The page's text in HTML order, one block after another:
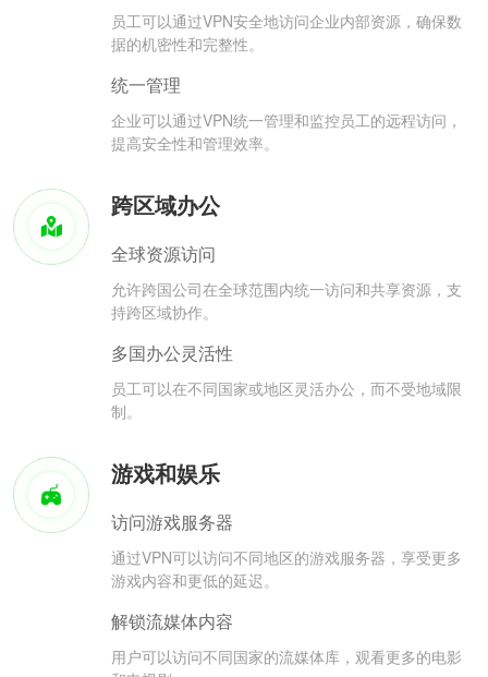
员工可以通过VPN安全地访问企业内部资源，确保数
据的机密性和完整性。
统一管理
企业可以通过VPN统一管理和监控员工的远程访问，
提高安全性和管理效率。
跨区域办公
全球资源访问
允许跨国公司在全球范围内统一访问和共享资源，支
持跨区域协作。
多国办公灵活性
员工可以在不同国家或地区灵活办公，而不受地域限
制。
游戏和娱乐
访问游戏服务器
通过VPN可以访问不同地区的游戏服务器，享受更多
游戏内容和更低的延迟。
解锁流媒体内容
用户可以访问不同国家的流媒体库，观看更多的电影